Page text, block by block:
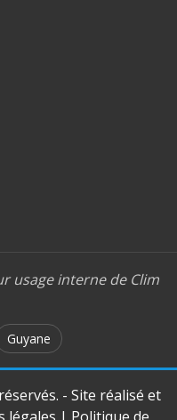
usage interne de Clim
Guyane
- Site réalisé et